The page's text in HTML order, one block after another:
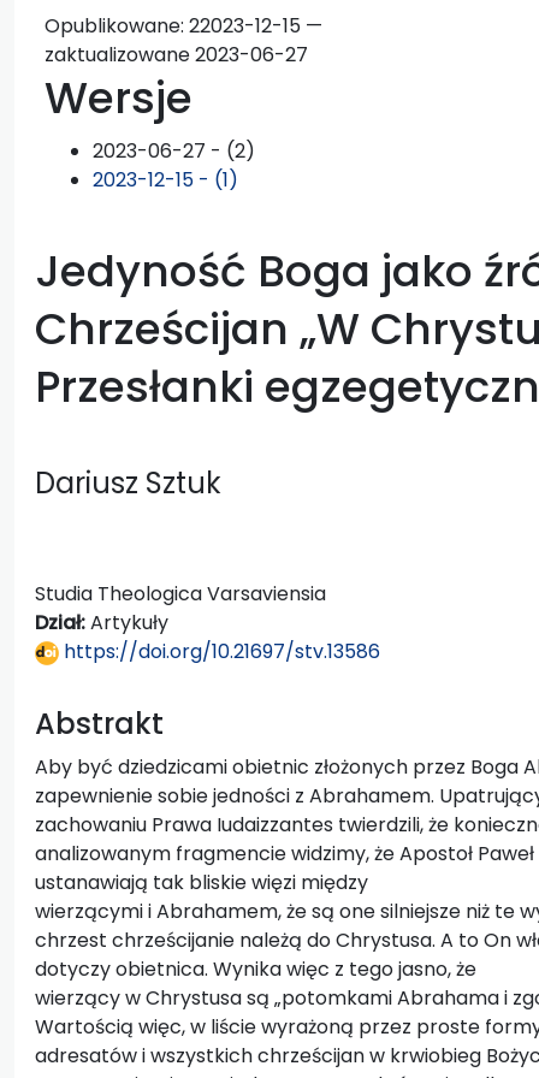
Opublikowane: 22023-12-15 —
zaktualizowane 2023-06-27
Wersje
2023-06-27 - (2)
2023-12-15 - (1)
Jedyność Boga jako
Chrześcijan „W
Przesłanki
Dariusz Sztuk
Studia Theologica Varsaviensia
Dział:Artykuły
https://doi.org/10.21697/stv.13586
Abstrakt
Aby być dziedzicami obietnic złożonych przez Boga
zapewnienie sobie jedności z Abrahamem.
zachowaniu Prawa Iudaizzantes twierdzili, że
analizowanym fragmencie widzimy, że Apostoł
ustanawiają tak bliskie więzi między
wierzącymi i Abrahamem, że są one silniejsze niż te
chrzest chrześcijanie należą do Chrystusa. A to On
dotyczy obietnica. Wynika więc z tego jasno, że
wierzący w Chrystusa są „potomkami Abrahama i
Wartością więc, w liście wyrażoną przez proste
adresatów i wszystkich chrześcijan w krwiobieg